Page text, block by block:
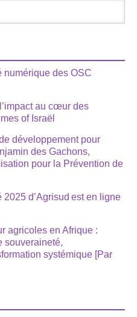
numérique des OSC
au cœur des
of Israël
développement pour
des Gachons,
pour la Prévention de
2025 d’Agrisud est en ligne
agricoles en Afrique :
souveraineté,
systémique [Par